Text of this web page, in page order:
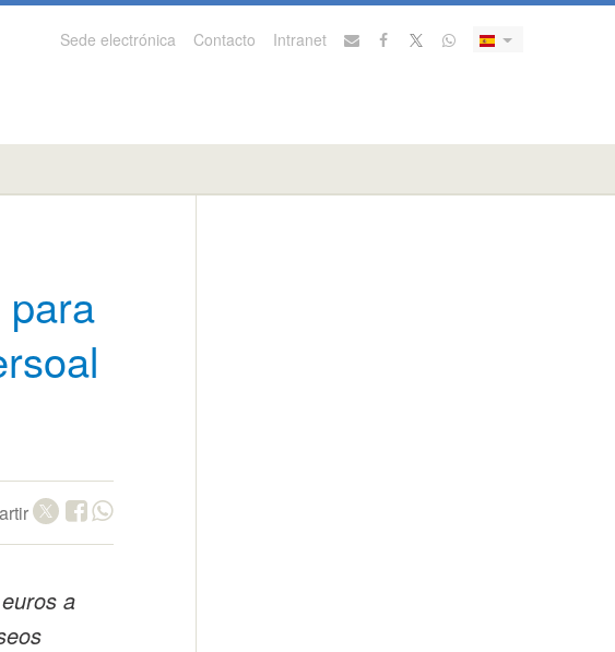
Sede electrónica Contacto Intranet
a